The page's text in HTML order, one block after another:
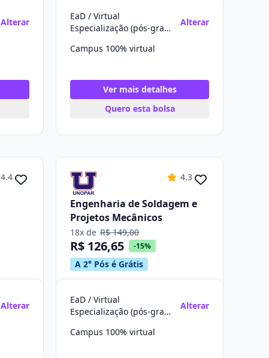
Alterar
EaD / Virtual
Especialização (pós-graduação)
Alterar
Campus 100% virtual
Ver mais detalhes
Quero esta bolsa
4.4
Alterar
4.3
Engenharia de Soldagem e
Projetos Mecânicos
18x de R$ 149,00
R$ 126,65 -15%
A 2° Pós é Grátis
EaD / Virtual
Especialização (pós-graduação)
Alterar
Campus 100% virtual